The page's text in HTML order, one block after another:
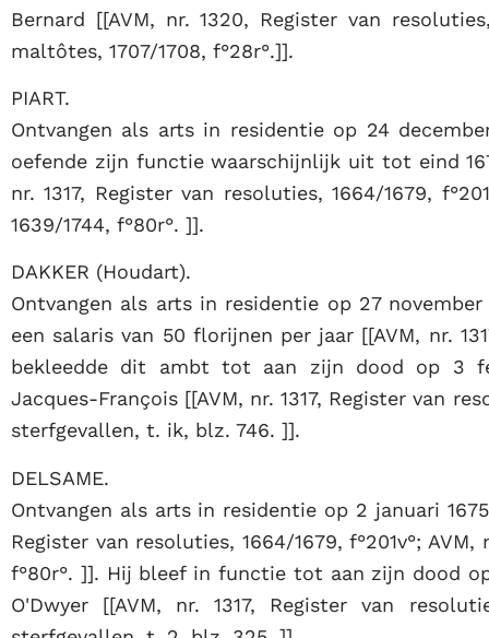
Bernard [[AVM, nr. 1320, Register van
maltôtes, 1707/1708, f°28r°.]].
PIART.
Ontvangen als arts in residentie op 24
oefende zijn functie waarschijnlijk uit tot eind
nr. 1317, Register van resoluties, 1664/1679,
1639/1744, f°80r°. ]].
DAKKER (Houdart).
Ontvangen als arts in residentie op 27
een salaris van 50 florijnen per jaar [[AVM, nr.
bekleedde dit ambt tot aan zijn dood op 3
Jacques-François [[AVM, nr. 1317, Register van
sterfgevallen, t. ik, blz. 746. ]].
DELSAME.
Ontvangen als arts in residentie op 2 januari
Register van resoluties, 1664/1679, f°201v°;
f°80r°. ]]. Hij bleef in functie tot aan zijn dood
O'Dwyer [[AVM, nr. 1317, Register van